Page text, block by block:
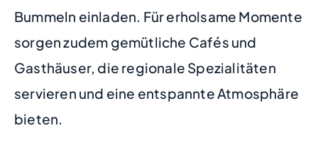
Bummeln einladen. Für erholsame Momente
sorgen zudem gemütliche Cafés und
Gasthäuser, die regionale Spezialitäten
servieren und eine entspannte Atmosphäre
bieten.